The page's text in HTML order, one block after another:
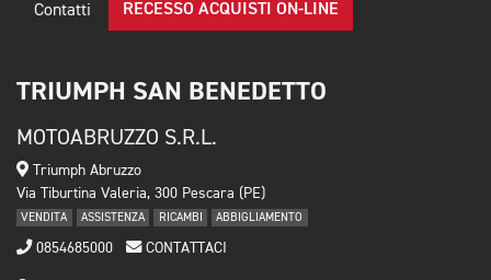
Contatti RECESSO ACQUISTI ON-LINE
TRIUMPH SAN BENEDETTO
MOTOABRUZZO S.R.L.
Triumph Abruzzo
Via Tiburtina Valeria, 300 Pescara (PE)
VENDITA ASSISTENZA RICAMBI ABBIGLIAMENTO
0854685000 CONTATTACI